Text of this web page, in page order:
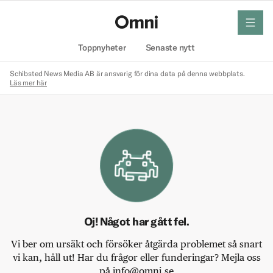
Toppnyheter Senaste nytt
meny
Schibsted News Media AB är ansvarig för dina data på denna webbplats.
Läs mer här
Oj! Något har gått fel.
Vi ber om ursäkt och försöker åtgärda problemet så snart
vi kan, håll ut! Har du frågor eller funderingar? Mejla oss